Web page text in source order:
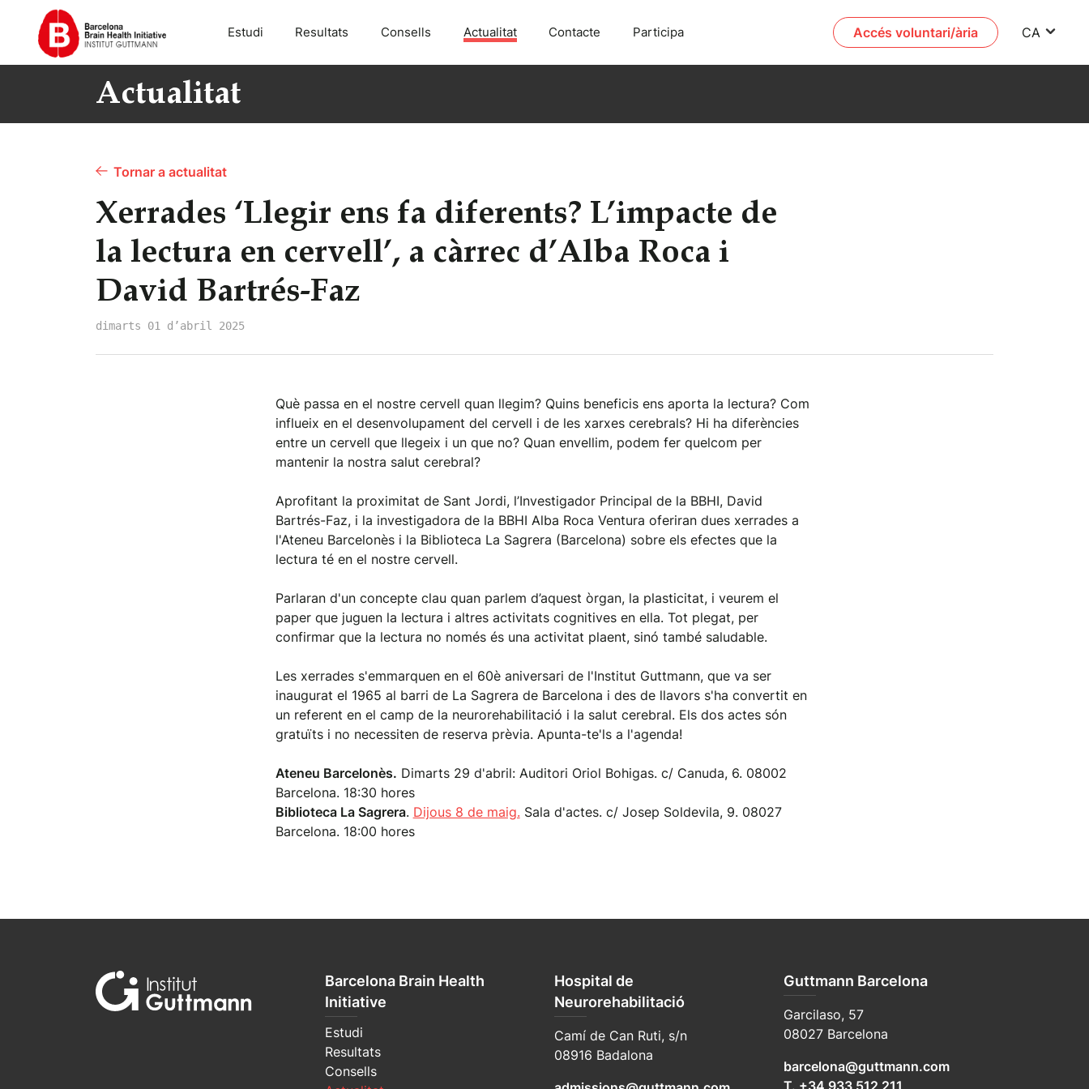
Estudi Resultats Consells Actualitat Contacte Participa Accés voluntari/ària CA
Actualitat
Tornar a actualitat
Xerrades ‘Llegir ens fa diferents? L’impacte de
la lectura en cervell’, a càrrec d’Alba Roca i
David Bartrés-Faz
dimarts 01 d’abril 2025
Què passa en el nostre cervell quan llegim? Quins beneficis ens aporta la lectura? Com
influeix en el desenvolupament del cervell i de les xarxes cerebrals? Hi ha diferències
entre un cervell que llegeix i un que no? Quan envellim, podem fer quelcom per
mantenir la nostra salut cerebral?
Aprofitant la proximitat de Sant Jordi, l’Investigador Principal de la BBHI, David
Bartrés-Faz, i la investigadora de la BBHI Alba Roca Ventura oferiran dues xerrades a
l'Ateneu Barcelonès i la Biblioteca La Sagrera (Barcelona) sobre els efectes que la
lectura té en el nostre cervell.
Parlaran d'un concepte clau quan parlem d’aquest òrgan, la plasticitat, i veurem el
paper que juguen la lectura i altres activitats cognitives en ella. Tot plegat, per
confirmar que la lectura no només és una activitat plaent, sinó també saludable.
Les xerrades s'emmarquen en el 60è aniversari de l'Institut Guttmann, que va ser
inaugurat el 1965 al barri de La Sagrera de Barcelona i des de llavors s'ha convertit en
un referent en el camp de la neurorehabilitació i la salut cerebral. Els dos actes són
gratuïts i no necessiten de reserva prèvia. Apunta-te'ls a l'agenda!
Ateneu Barcelonès. Dimarts 29 d'abril: Auditori Oriol Bohigas. c/ Canuda, 6. 08002
Barcelona. 18:30 hores
Biblioteca La Sagrera. Dijous 8 de maig. Sala d'actes. c/ Josep Soldevila, 9. 08027
Barcelona. 18:00 hores
Barcelona Brain Health
Initiative
Estudi
Resultats
Consells
Hospital de
Neurorehabilitació
Camí de Can Ruti, s/n
08916 Badalona
Guttmann Barcelona
Garcilaso, 57
08027 Barcelona
barcelona@guttmann.com
T. +34 933 512 211